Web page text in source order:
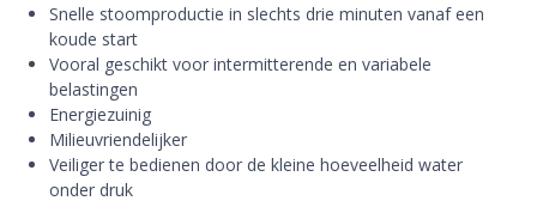
Snelle stoomproductie in slechts drie minuten vanaf een
koude start
Vooral geschikt voor intermitterende en variabele
belastingen
Energiezuinig
Milieuvriendelijker
Veiliger te bedienen door de kleine hoeveelheid water
onder druk